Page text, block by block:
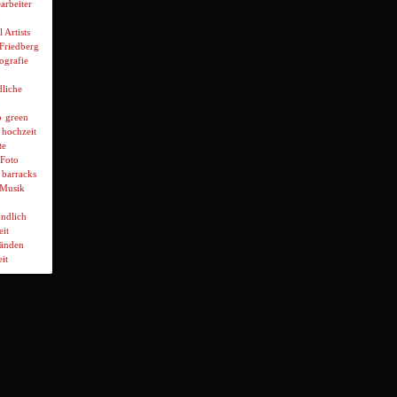
Artists
green
hochzeit